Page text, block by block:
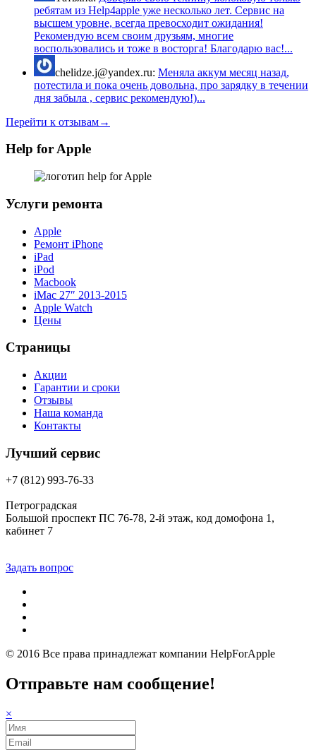
ребятам из Help4apple уже несколько лет. Сервис на
высшем уровне, всегда превосходит ожидания!
Рекомендую всем своим друзьям, многие
воспользовались и тоже в восторга! Благодарю вас!...
chelidze.j@yandex.ru: Меняла аккум месяц назад,
потестила и пока очень довольна, про зарядку в течении
дня забыла , сервис рекомендую!)...
Перейти к отзывам→
Help for Apple
Услуги ремонта
Apple
Ремонт iPhone
iPad
iPod
Macbook
iMac 27″ 2013-2015
Apple Watch
Цены
Страницы
Акции
Гарантии и сроки
Отзывы
Наша команда
Контакты
Лучший сервис
+7 (812) 993-76-33
Петроградская
Большой проспект ПС 76-78, 2-й этаж, код домофона 1,
кабинет 7
Задать вопрос
© 2016 Все права принадлежат компании HelpForApple
Отправьте нам сообщение!
×